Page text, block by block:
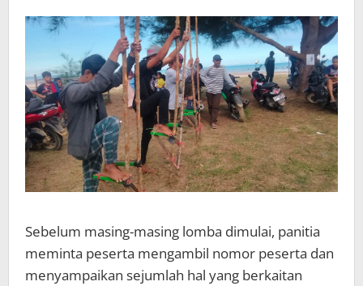
Sebelum masing-masing lomba dimulai, panitia
meminta peserta mengambil nomor peserta dan
menyampaikan sejumlah hal yang berkaitan